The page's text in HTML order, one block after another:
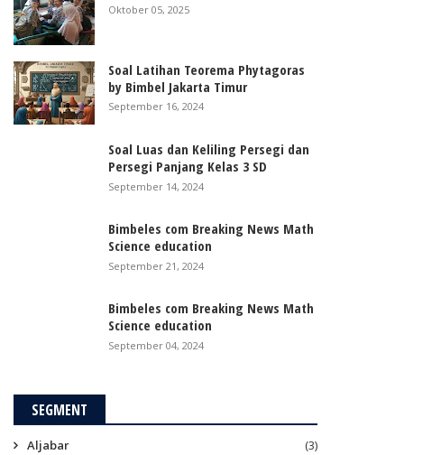
Oktober 05, 2025
Soal Latihan Teorema Phytagoras
by Bimbel Jakarta Timur
September 16, 2024
Soal Luas dan Keliling Persegi dan
Persegi Panjang Kelas 3 SD
September 14, 2024
Bimbeles com Breaking News Math
Science education
September 21, 2024
Bimbeles com Breaking News Math
Science education
September 04, 2024
SEGMENT
Aljabar
(3)